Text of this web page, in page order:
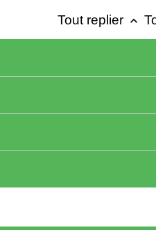
Tout replier keyboard_arrow_up